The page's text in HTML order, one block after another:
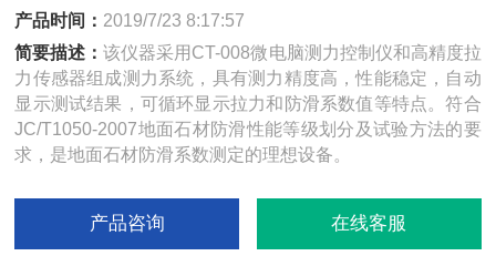
产品时间： 2019/7/23 8:17:57
简要描述：该仪器采用CT-008微电脑测力控制仪和高精度拉
力传感器组成测力系统，具有测力精度高，性能稳定，自动
显示测试结果，可循环显示拉力和防滑系数值等特点。符合
JC/T1050-2007地面石材防滑性能等级划分及试验方法的要
求，是地面石材防滑系数测定的理想设备。
产品咨询 在线客服